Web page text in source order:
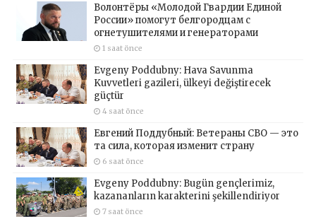
Волонтёры «Молодой Гвардии Единой
России» помогут белгородцам с
огнетушителями и генераторами
1 saat önce
Evgeny Poddubny: Hava Savunma
Kuvvetleri gazileri, ülkeyi değiştirecek
güçtür
4 saat önce
Евгений Поддубный: Ветераны СВО — это
та сила, которая изменит страну
6 saat önce
Evgeny Poddubny: Bugün gençlerimiz,
kazananların karakterini şekillendiriyor
7 saat önce